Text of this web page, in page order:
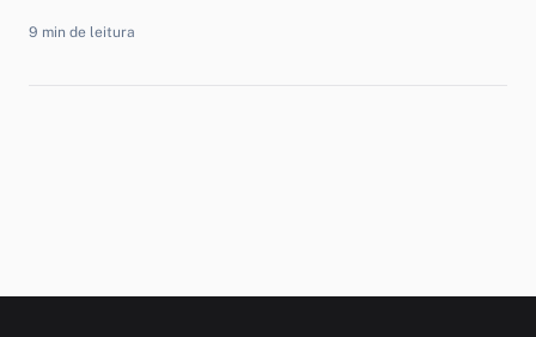
de sorte, segundo opinião...
9 min de leitura